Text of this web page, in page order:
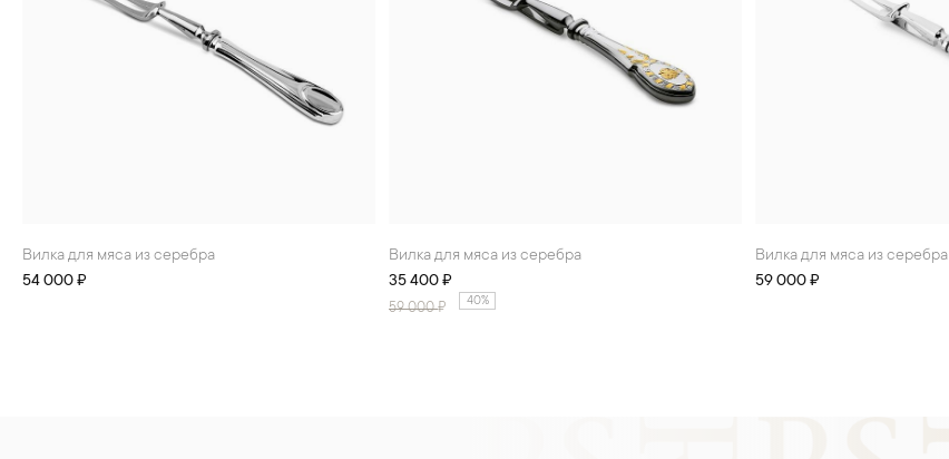
Вилка для мяса из серебра
54 000 ₽
Вилка для мяса из серебра
35 400 ₽
59 000₽ 40%
Вилка для мяса из серебра
59 000 ₽